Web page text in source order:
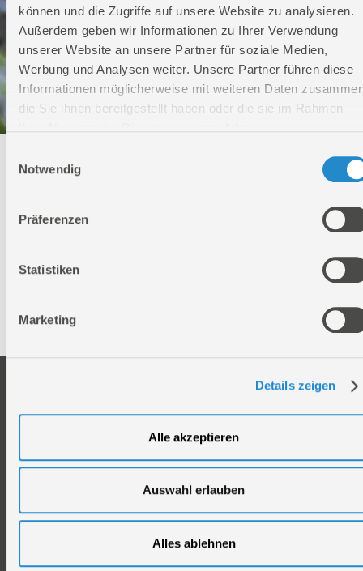
können und die Zugriffe auf unsere Website zu analysieren.
Außerdem geben wir Informationen zu Ihrer Verwendung
unserer Website an unsere Partner für soziale Medien,
Werbung und Analysen weiter. Unsere Partner führen diese
Informationen möglicherweise mit weiteren Daten
die Sie ihnen bereitgestellt haben oder die sie im Rahmen
Notwendig
Präferenzen
Statistiken
Marketing
Details zeigen
Alle akzeptieren
Auswahl erlauben
Alles ablehnen
Technischer Service
Montag - Freitag
Geschlossen
Telefax: +49 (0)7904-70051999
Händlersuche
Servicepartner-International
Autorisierter Internetpartner
Reparaturauftrag/Reklamation
Rückgabe gekaufter Artikel